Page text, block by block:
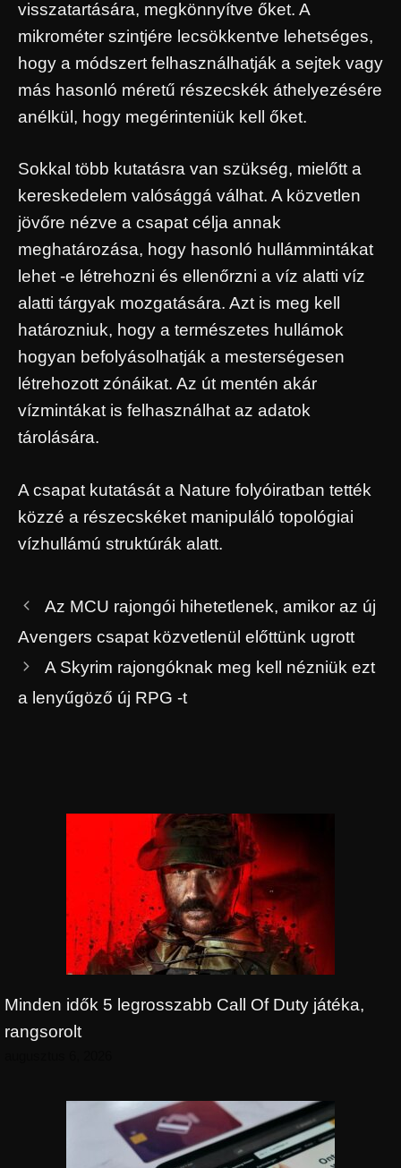
visszatartására, megkönnyítve őket. A
mikrométer szintjére lecsökkentve lehetséges,
hogy a módszert felhasználhatják a sejtek vagy
más hasonló méretű részecskék áthelyezésére
anélkül, hogy megérinteniük kell őket.
Sokkal több kutatásra van szükség, mielőtt a
kereskedelem valósággá válhat. A közvetlen
jövőre nézve a csapat célja annak
meghatározása, hogy hasonló hullámmintákat
lehet -e létrehozni és ellenőrzni a víz alatti víz
alatti tárgyak mozgatására. Azt is meg kell
határozniuk, hogy a természetes hullámok
hogyan befolyásolhatják a mesterségesen
létrehozott zónáikat. Az út mentén akár
vízmintákat is felhasználhat az adatok
tárolására.
A csapat kutatását a Nature folyóiratban tették
közzé a részecskéket manipuláló topológiai
vízhullámú struktúrák alatt.
Az MCU rajongói hihetetlenek, amikor az új
Avengers csapat közvetlenül előttünk ugrott
A Skyrim rajongóknak meg kell nézniük ezt
a lenyűgöző új RPG -t
Minden idők 5 legrosszabb Call Of Duty játéka,
rangsorolt